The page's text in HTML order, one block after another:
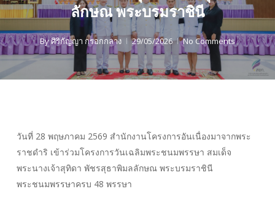
ลักษณ พระบรมราชินี
Byศิริกัญญา กรอกกลาง 29/05/2026 No Comments
วันที่ 28 พฤษภาคม 2569 สำนักงานโครงการอันเนื่องมาจากพระ
ราชดำริ เข้าร่วมโครงการวันเฉลิมพระชนมพรรษา สมเด็จ
พระนางเจ้าสุทิดา พัชรสุธาพิมลลักษณ พระบรมราชินี
พระชนมพรรษาครบ 48 พรรษา